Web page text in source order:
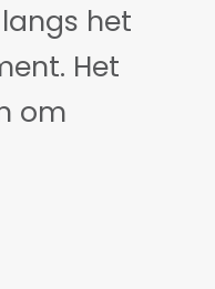
het
Het
om